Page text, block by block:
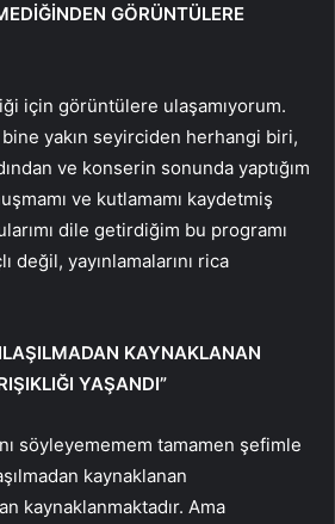
GÖRÜNTÜLERE
için görüntülere ulaşamıyorum.
yakın seyirciden herhangi biri,
ve konserin sonunda yaptığım
ve kutlamamı kaydetmiş
dile getirdiğim bu programı
değil, yayınlamalarını rica
KAYNAKLANAN
YAŞANDI”
söyleyememem tamamen şefimle
kaynaklanan
kaynaklanmaktadır. Ama